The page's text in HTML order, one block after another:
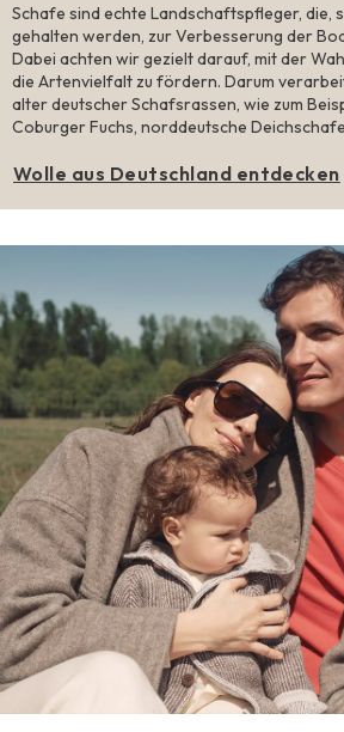
Schafe sind echte Landschaftspfleger, die,
gehalten werden, zur Verbesserung der
Dabei achten wir gezielt darauf, mit der
die Artenvielfalt zu fördern. Darum
alter deutscher Schafsrassen, wie zum
Coburger Fuchs, norddeutsche
Wolle aus Deutschland entdecken